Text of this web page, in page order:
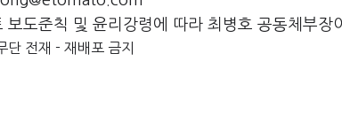
보도준칙 및 윤리강령에 따라 최병호 공동체부장
전재 - 재배포 금지